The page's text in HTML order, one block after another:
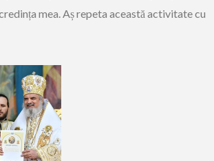
mea. Aș repeta această activitate cu